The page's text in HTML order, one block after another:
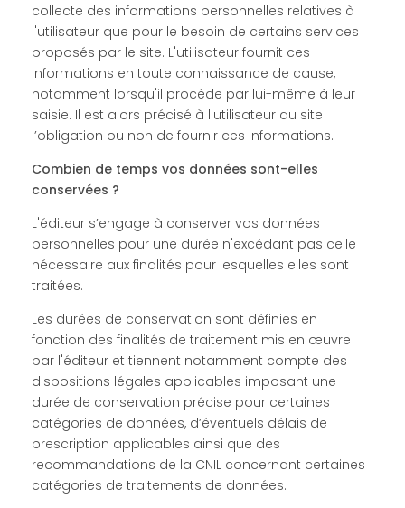
collecte des informations personnelles relatives à
l'utilisateur que pour le besoin de certains services
proposés par le site. L'utilisateur fournit ces
informations en toute connaissance de cause,
notamment lorsqu'il procède par lui-même à leur
saisie. Il est alors précisé à l'utilisateur du site
l’obligation ou non de fournir ces informations.
Combien de temps vos données sont-elles
conservées ?
L'éditeur s’engage à conserver vos données
personnelles pour une durée n'excédant pas celle
nécessaire aux finalités pour lesquelles elles sont
traitées.
Les durées de conservation sont définies en
fonction des finalités de traitement mis en œuvre
par l'éditeur et tiennent notamment compte des
dispositions légales applicables imposant une
durée de conservation précise pour certaines
catégories de données, d’éventuels délais de
prescription applicables ainsi que des
recommandations de la CNIL concernant certaines
catégories de traitements de données.